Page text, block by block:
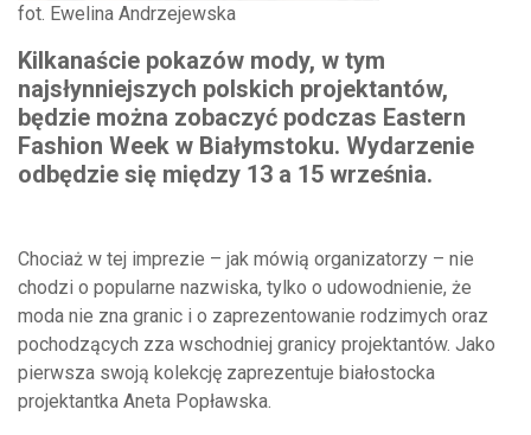
fot. Ewelina Andrzejewska
Kilkanaście pokazów mody, w tym
najsłynniejszych polskich projektantów,
będzie można zobaczyć podczas Eastern
Fashion Week w Białymstoku. Wydarzenie
odbędzie się między 13 a 15 września.
Chociaż w tej imprezie – jak mówią organizatorzy – nie
chodzi o popularne nazwiska, tylko o udowodnienie, że
moda nie zna granic i o zaprezentowanie rodzimych oraz
pochodzących zza wschodniej granicy projektantów. Jako
pierwsza swoją kolekcję zaprezentuje białostocka
projektantka Aneta Popławska.